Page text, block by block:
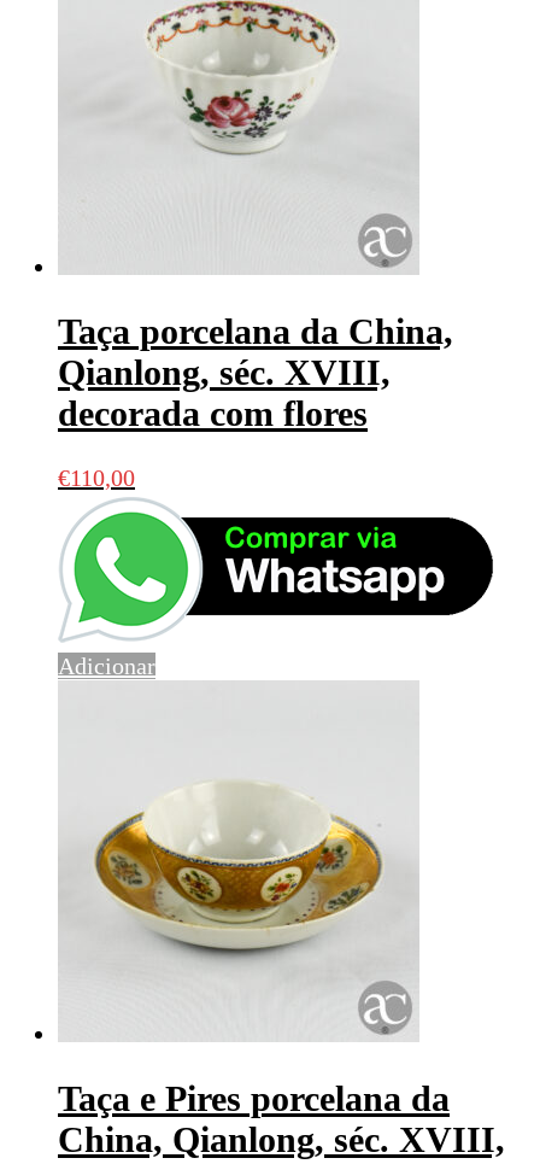
Taça porcelana da China,
Qianlong, séc. XVIII,
decorada com flores
€110,00
Adicionar
Taça e Pires porcelana da
China, Qianlong, séc. XVIII,